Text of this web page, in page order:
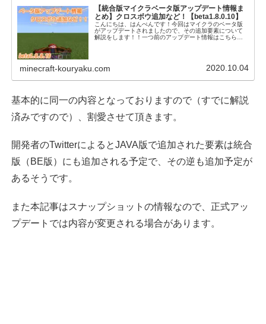
【統合版マイクラベータ版アップデート情報ま
とめ】クロスボウ追加など！【beta1.8.0.10】
こんにちは、はんぺんです！今回はマイクラのベータ版
がアップデートされましたので、その追加要素について
解説をします！！一つ前のアップデート情報はこちら。
minecraft-kouryaku.com 2020.10.04
基本的に同一の内容となっておりますので（すでに解説
済みですので）、割愛させて頂きます。
開発者のTwitterによるとJAVA版で追加された要素は統合
版（BE版）にも追加される予定で、その逆も追加予定が
あるそうです。
また本記事はスナップショットの情報なので、正式アッ
プデートでは内容が変更される場合があります。